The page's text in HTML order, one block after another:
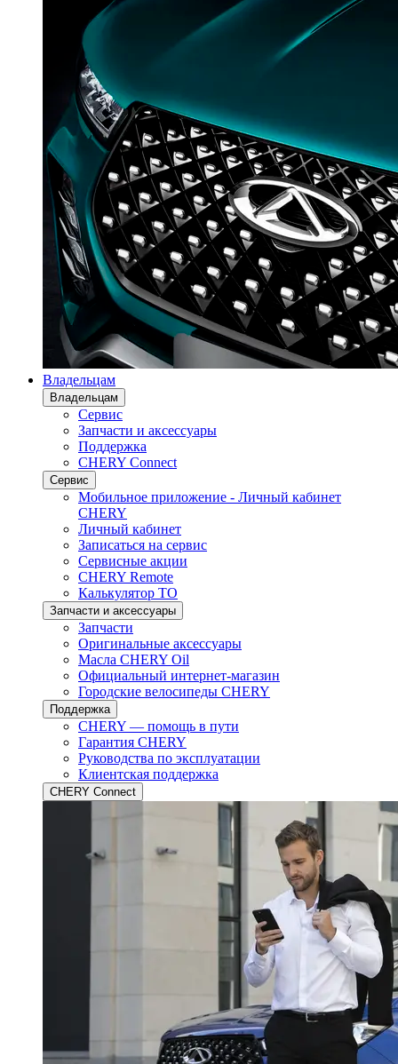
Владельцам
Владельцам
Сервис
Запчасти и аксессуары
Поддержка
CHERY Connect
Сервис
Мобильное приложение - Личный кабинет
CHERY
Личный кабинет
Записаться на сервис
Сервисные акции
CHERY Remote
Калькулятор ТО
Запчасти и аксессуары
Запчасти
Оригинальные аксессуары
Масла CHERY Oil
Официальный интернет-магазин
Городские велосипеды CHERY
Поддержка
CHERY — помощь в пути
Гарантия CHERY
Руководства по эксплуатации
Клиентская поддержка
CHERY Connect